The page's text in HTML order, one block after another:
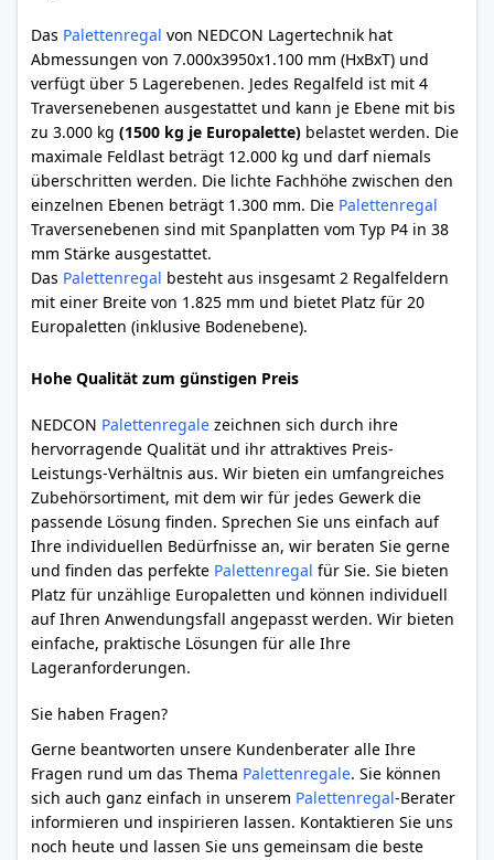
Das Palettenregal von NEDCON Lagertechnik hat
Abmessungen von 7.000x3950x1.100 mm (HxBxT) und
verfügt über 5 Lagerebenen. Jedes Regalfeld ist mit 4
Traversenebenen ausgestattet und kann je Ebene mit bis
zu 3.000 kg (1500 kg je Europalette) belastet werden. Die
maximale Feldlast beträgt 12.000 kg und darf niemals
überschritten werden. Die lichte Fachhöhe zwischen den
einzelnen Ebenen beträgt 1.300 mm. Die Palettenregal
Traversenebenen sind mit Spanplatten vom Typ P4 in 38
mm Stärke ausgestattet.
Das Palettenregal besteht aus insgesamt 2 Regalfeldern
mit einer Breite von 1.825 mm und bietet Platz für 20
Europaletten (inklusive Bodenebene).
Hohe Qualität zum günstigen Preis
NEDCON Palettenregale zeichnen sich durch ihre
hervorragende Qualität und ihr attraktives Preis-
Leistungs-Verhältnis aus. Wir bieten ein umfangreiches
Zubehörsortiment, mit dem wir für jedes Gewerk die
passende Lösung finden. Sprechen Sie uns einfach auf
Ihre individuellen Bedürfnisse an, wir beraten Sie gerne
und finden das perfekte Palettenregal für Sie. Sie bieten
Platz für unzählige Europaletten und können individuell
auf Ihren Anwendungsfall angepasst werden. Wir bieten
einfache, praktische Lösungen für alle Ihre
Lageranforderungen.
Sie haben Fragen?
Gerne beantworten unsere Kundenberater alle Ihre
Fragen rund um das Thema Palettenregale. Sie können
sich auch ganz einfach in unserem Palettenregal-Berater
informieren und inspirieren lassen. Kontaktieren Sie uns
noch heute und lassen Sie uns gemeinsam die beste